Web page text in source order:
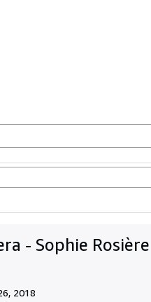
- Sophie Rosière
2018